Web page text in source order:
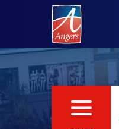
Angers.fr
OUVRIR LE MENU